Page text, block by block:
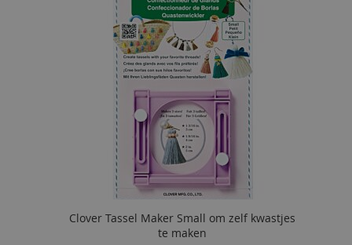
VERLANGLIJST
Clover Tassel Maker Small om zelf kwastjes
te maken